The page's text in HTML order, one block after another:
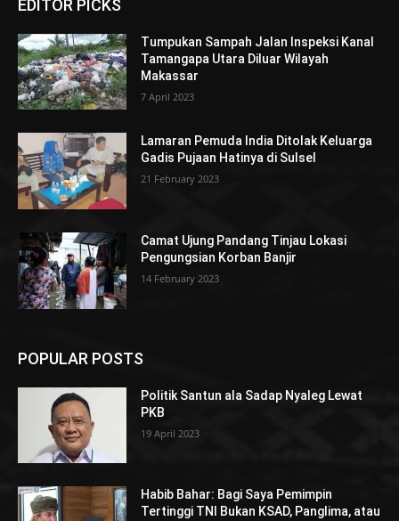
EDITOR PICKS
Tumpukan Sampah Jalan Inspeksi Kanal
Tamangapa Utara Diluar Wilayah
Makassar
7 April 2023
Lamaran Pemuda India Ditolak Keluarga
Gadis Pujaan Hatinya di Sulsel
21 February 2023
Camat Ujung Pandang Tinjau Lokasi
Pengungsian Korban Banjir
14 February 2023
POPULAR POSTS
Politik Santun ala Sadap Nyaleg Lewat
PKB
19 April 2023
Habib Bahar: Bagi Saya Pemimpin
Tertinggi TNI Bukan KSAD, Panglima, atau